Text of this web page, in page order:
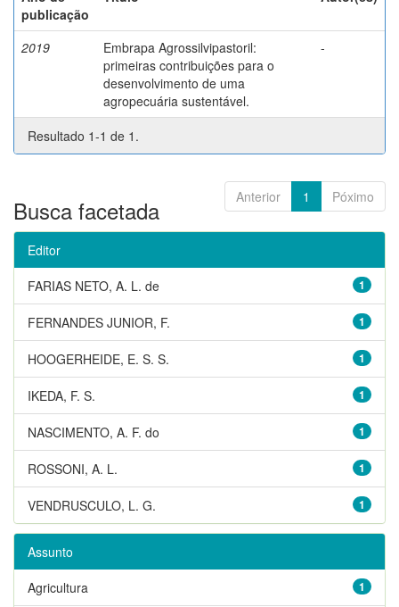
publicação
2019
Embrapa Agrossilvipastoril:
primeiras contribuições para o
desenvolvimento de uma
agropecuária sustentável.
-
Resultado 1-1 de 1.
Anterior 1 Póximo
Busca facetada
Editor
1
FARIAS NETO, A. L. de
1
FERNANDES JUNIOR, F.
1
HOOGERHEIDE, E. S. S.
1
IKEDA, F. S.
1
NASCIMENTO, A. F. do
1
ROSSONI, A. L.
1
VENDRUSCULO, L. G.
Assunto
1
Agricultura